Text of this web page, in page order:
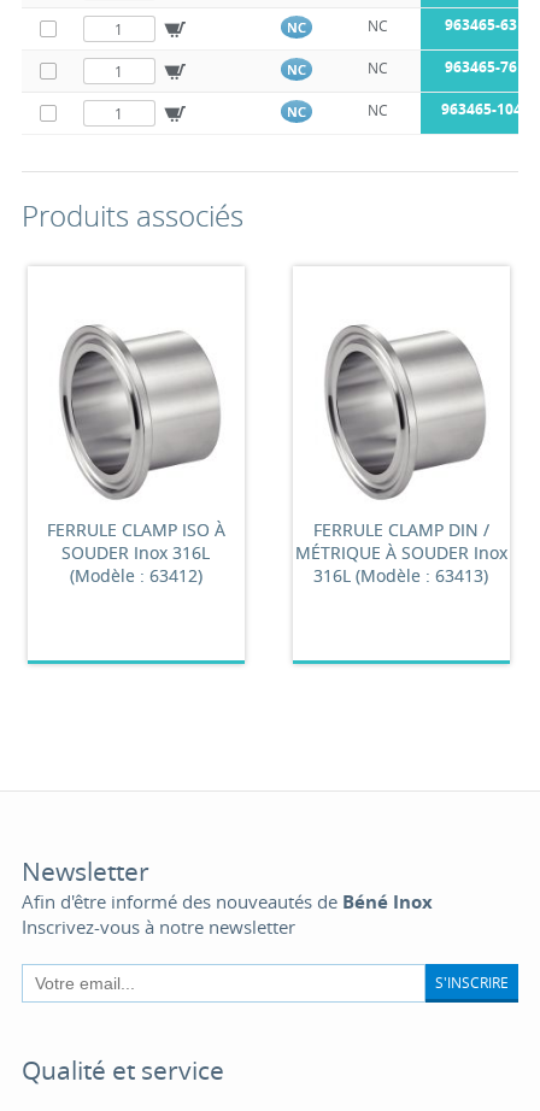
NC NC 963465-
NC NC 963465-
NC NC 963465-
Produits associés
FERRULE CLAMP ISO À
SOUDER Inox 316L
(Modèle : 63412)
FERRULE CLAMP DIN /
MÉTRIQUE À SOUDER Inox
316L (Modèle : 63413)
Newsletter
Afin d'être informé des nouveautés de Béné Inox
Inscrivez-vous à notre newsletter
S'INSCRIRE
Qualité et service